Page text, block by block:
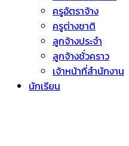
ครูอัตราจ้าง
ครูต่างชาติ
ลูกจ้างประจำ
ลูกจ้างชั่วคราว
เจ้าหน้าที่สำนักงาน
นักเรียน